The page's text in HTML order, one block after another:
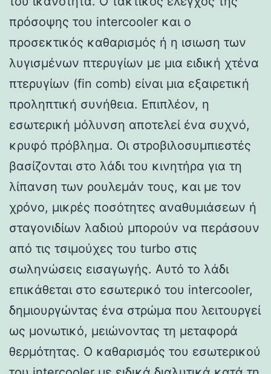
πρόσοψης του intercooler και ο
προσεκτικός καθαρισμός ή η ισιωση των
λυγισμένων πτερυγίων με μια ειδική χτένα
πτερυγίων (fin comb) είναι μια εξαιρετική
προληπτική συνήθεια. Επιπλέον, η
εσωτερική μόλυνση αποτελεί ένα συχνό,
κρυφό πρόβλημα. Οι στροβιλοσυμπιεστές
βασίζονται στο λάδι του κινητήρα για τη
λίπανση των ρουλεμάν τους, και με τον
χρόνο, μικρές ποσότητες αναθυμιάσεων ή
σταγονιδίων λαδιού μπορούν να περάσουν
από τις τσιμούχες του turbo στις
σωληνώσεις εισαγωγής. Αυτό το λάδι
επικάθεται στο εσωτερικό του intercooler,
δημιουργώντας ένα στρώμα που λειτουργεί
ως μονωτικό, μειώνοντας τη μεταφορά
θερμότητας. Ο καθαρισμός του εσωτερικού